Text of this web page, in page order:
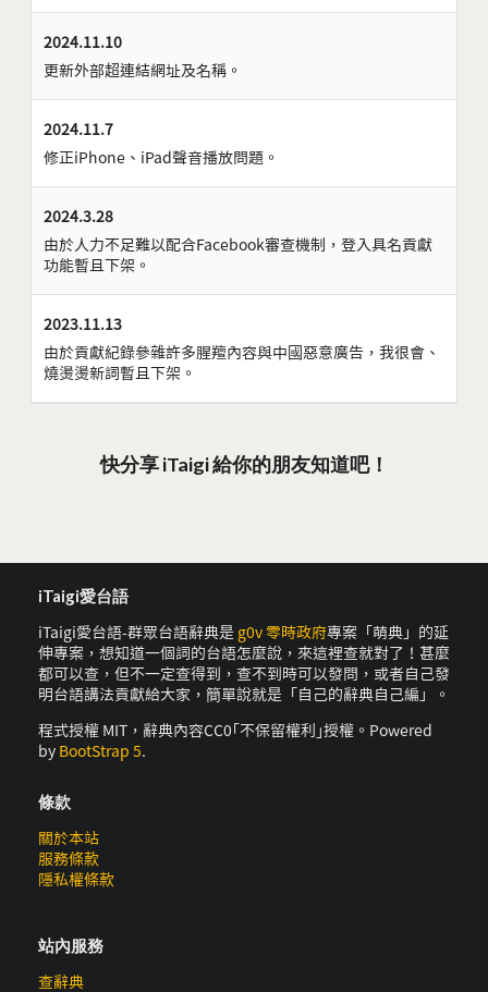
2024.11.10
更新外部超連結網址及名稱。
2024.11.7
修正iPhone、iPad聲音播放問題。
2024.3.28
由於人力不足難以配合Facebook審查機制，登入具名貢獻
功能暫且下架。
2023.11.13
由於貢獻紀錄參雜許多腥羶內容與中國惡意廣告，我很會、
燒燙燙新詞暫且下架。
快分享 iTaigi 給你的朋友知道吧！
iTaigi愛台語
iTaigi愛台語-群眾台語辭典是 g0v 零時政府專案「萌典」的延
伸專案，想知道一個詞的台語怎麼說，來這裡查就對了！甚麼
都可以查，但不一定查得到，查不到時可以發問，或者自己發
明台語講法貢獻給大家，簡單說就是「自己的辭典自己編」。
程式授權 MIT，辭典內容CC0｢不保留權利｣授權。Powered
by BootStrap 5.
條款
關於本站
服務條款
隱私權條款
站內服務
查辭典